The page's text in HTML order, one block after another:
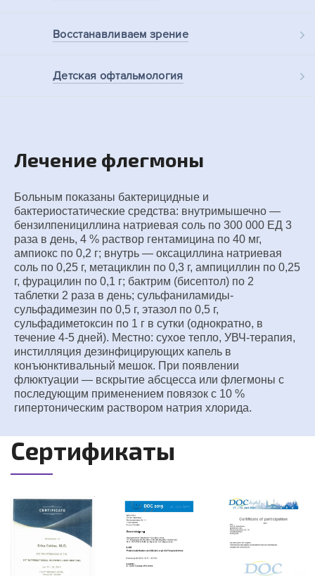
Восстанавливаемзрение
Детская офтальмология
Лечение флегмоны
Больным показаны бактерицидные и
бактериостатические средства: внутримышечно —
бензилпенициллина натриевая соль по 300 000 ЕД 3
раза в день, 4 % раствор гентамицина по 40 мг,
ампиокс по 0,2 г; внутрь — оксациллина натриевая
соль по 0,25 г, метациклин по 0,3 г, ампициллин по 0,25
г, фурацилин по 0,1 г; бактрим (бисептол) по 2
таблетки 2 раза в день; сульфаниламиды-
сульфадимезин по 0,5 г, этазол по 0,5 г,
сульфадиметоксин по 1 г в сутки (однократно, в
течение 4-5 дней). Местно: сухое тепло, УВЧ-терапия,
инстилляция дезинфицирующих капель в
конъюнктивальный мешок. При появлении
флюктуации — вскрытие абсцесса или флегмоны с
последующим применением повязок с 10 %
гипертоническим раствором натрия хлорида.
Сертификаты